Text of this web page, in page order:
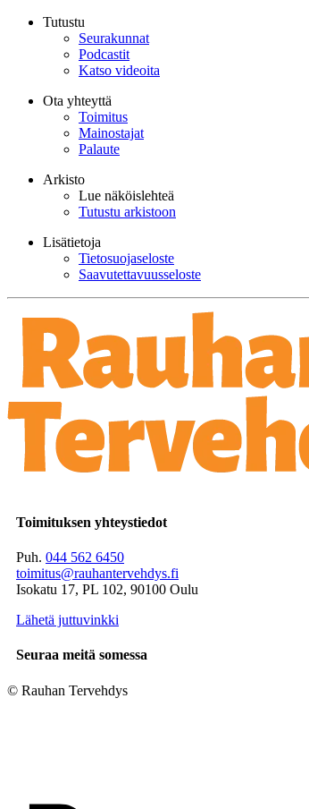
Tutustu
Seurakunnat
Podcastit
Katso videoita
Ota yhteyttä
Toimitus
Mainostajat
Palaute
Arkisto
Lue näköislehteä
Tutustu arkistoon
Lisätietoja
Tietosuojaseloste
Saavutettavuusseloste
Toimituksen yhteystiedot
Puh. 044 562 6450
toimitus@rauhantervehdys.fi
Isokatu 17, PL 102, 90100 Oulu
Lähetä juttuvinkki
Seuraa meitä somessa
© Rauhan Tervehdys